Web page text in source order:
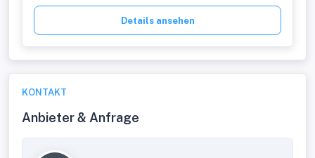
Details ansehen
KONTAKT
Anbieter & Anfrage